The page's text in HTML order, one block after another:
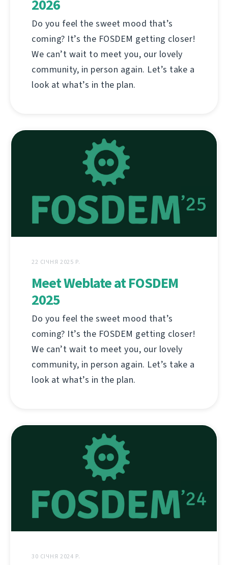
2026
Do you feel the sweet mood that’s
coming? It’s the FOSDEM getting closer!
We can’t wait to meet you, our lovely
community, in person again. Let’s take a
look at what’s in the plan.
22 СІЧНЯ 2025 Р.
Meet Weblate at FOSDEM
2025
Do you feel the sweet mood that’s
coming? It’s the FOSDEM getting closer!
We can’t wait to meet you, our lovely
community, in person again. Let’s take a
look at what’s in the plan.
30 СІЧНЯ 2024 Р.